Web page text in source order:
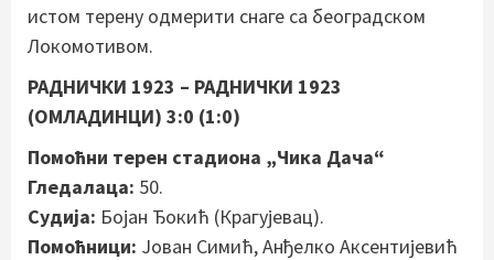
истом терену одмерити снаге са београдском
Локомотивом.
РАДНИЧКИ 1923 – РАДНИЧКИ 1923
(ОМЛАДИНЦИ) 3:0 (1:0)
Помоћни терен стадиона „Чика Дача“
Гледалаца: 50.
Судија: Бојан Ђокић (Крагујевац).
Помоћници: Јован Симић, Анђелко Аксентијевић